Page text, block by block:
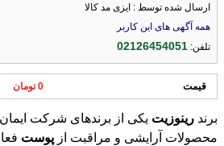
ارسال شده توسط : ایزی مد کالا
همه آگهی های این کاربر
تلفن:02126454051
قیمت 0 تومان
برند رینوزیت یکی از برندهای شرکت
محصولات آرایشی و مراقبت از پوست در سال
سرم
تبدیل